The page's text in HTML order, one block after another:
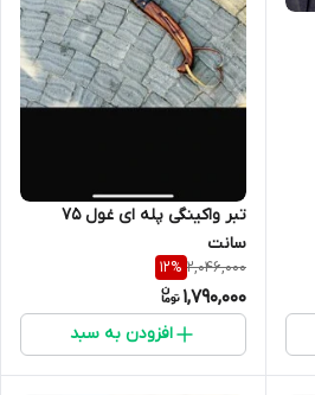
تبر واکینگی پله ای غول ۷۵
سانت
2,046,000
12%
1,790,000
افزودن به سبد